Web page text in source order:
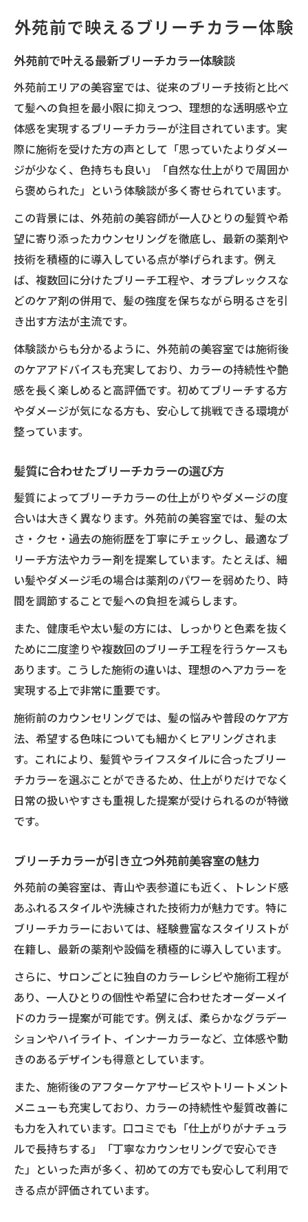
外苑前エリアで人気のブリーチカラー事情
憧れの髪色なら美容室外苑前の技術
外苑前美容室のブリーチカラーテクニック
とは
理想の髪色を実現するブリーチカラーの秘
密
髪への負担を抑える施術の工夫や提案
メンズも楽しめる外苑前のブリーチカラー
術
SNS映えするブリーチカラーのデザイン例
自然な仕上がりを叶える最新ブリーチカラー
自然な仕上がりを目指すブリーチカラー方
法
ブリーチカラー後の髪質改善ポイント
トレンドを押さえたナチュラルなブリーチ
カラー
美容室外苑前で叶う柔らかな髪色のコツ
立体感と透明感を両立するブリーチカラー
髪への負担を抑えたブリーチカラー選び方
ダメージレスなブリーチカラーの選び方解
髪への負担軽減に配慮した施術ポイント
美容室外苑前で人気の低ダメージカラー術
ブリーチ後のヘアケア方法とアドバイス
敏感な髪質にも対応するブリーチカラー提
案
透明感を追求したブリーチカラーの魅力
透明感あふれるブリーチカラーの極意紹介
光に映える外苑前のブリーチカラー体験
トレンド感ある透明ブリーチカラーの選び
方
自然な色味を演出するブリーチカラーテク
ニック
ブリーチカラーで叶える柔らかな雰囲気作
り
カウンセリング重視のブリーチカラー体験
髪型やライフスタイルに合わせたカラー選
び
ブリーチカラーの持ちを良くするポイント
ザイン
外苑前で映えるブリーチカラー体験
外苑前で叶える最新ブリーチカラー体験談
外苑前エリアの美容室では、従来のブリーチ技術と比べ
て髪への負担を最小限に抑えつつ、理想的な透明感や立
体感を実現するブリーチカラーが注目されています。実
際に施術を受けた方の声として「思っていたよりダメー
ジが少なく、色持ちも良い」「自然な仕上がりで周囲か
ら褒められた」という体験談が多く寄せられています。
この背景には、外苑前の美容師が一人ひとりの髪質や希
望に寄り添ったカウンセリングを徹底し、最新の薬剤や
技術を積極的に導入している点が挙げられます。例え
ば、複数回に分けたブリーチ工程や、オラプレックスな
どのケア剤の併用で、髪の強度を保ちながら明るさを引
き出す方法が主流です。
体験談からも分かるように、外苑前の美容室では施術後
のケアアドバイスも充実しており、カラーの持続性や艶
感を長く楽しめると高評価です。初めてブリーチする方
やダメージが気になる方も、安心して挑戦できる環境が
整っています。
髪質に合わせたブリーチカラーの選び方
髪質によってブリーチカラーの仕上がりやダメージの度
合いは大きく異なります。外苑前の美容室では、髪の太
さ・クセ・過去の施術歴を丁寧にチェックし、最適なブ
リーチ方法やカラー剤を提案しています。たとえば、細
い髪やダメージ毛の場合は薬剤のパワーを弱めたり、時
間を調節することで髪への負担を減らします。
また、健康毛や太い髪の方には、しっかりと色素を抜く
ために二度塗りや複数回のブリーチ工程を行うケースも
あります。こうした施術の違いは、理想のヘアカラーを
実現する上で非常に重要です。
施術前のカウンセリングでは、髪の悩みや普段のケア方
法、希望する色味についても細かくヒアリングされま
す。これにより、髪質やライフスタイルに合ったブリー
チカラーを選ぶことができるため、仕上がりだけでなく
日常の扱いやすさも重視した提案が受けられるのが特徴
です。
ブリーチカラーが引き立つ外苑前美容室の魅力
外苑前の美容室は、青山や表参道にも近く、トレンド感
あふれるスタイルや洗練された技術力が魅力です。特に
ブリーチカラーにおいては、経験豊富なスタイリストが
在籍し、最新の薬剤や設備を積極的に導入しています。
さらに、サロンごとに独自のカラーレシピや施術工程が
あり、一人ひとりの個性や希望に合わせたオーダーメイ
ドのカラー提案が可能です。例えば、柔らかなグラデー
ションやハイライト、インナーカラーなど、立体感や動
きのあるデザインも得意としています。
また、施術後のアフターケアサービスやトリートメント
メニューも充実しており、カラーの持続性や髪質改善に
も力を入れています。口コミでも「仕上がりがナチュラ
ルで長持ちする」「丁寧なカウンセリングで安心でき
た」といった声が多く、初めての方でも安心して利用で
きる点が評価されています。